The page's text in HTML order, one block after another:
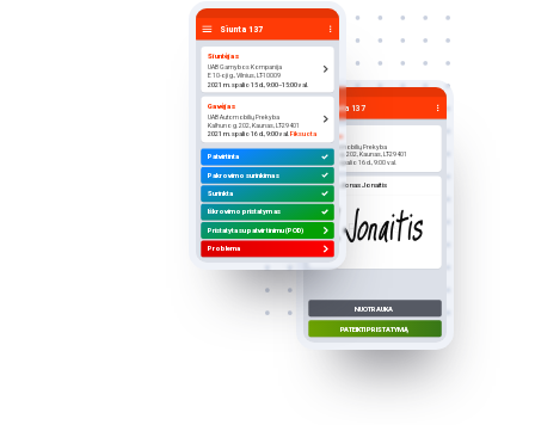
UAB Automobilių Prekyba
Kalhuno g. 202, Kaunas, LT-29401
2021 m. spalio 16 d., 9:00 val.
Gavėjas
J.Jonaitis
Parašas
Vardas: Jonas Jonaitis
NUOTRAUKA
PATEIKTI PRISTATYMĄ
Siunta 137
Patvirtinta
Pakrovimo surinkimas
Surinkta
Iškrovimo pristatymas
Pristatyta su patvirtinimu (POD)
Problema
2021 m. spalio 15 d., 9:00–15:00 val.
UAB Gamybos Kompanija
E 10-oji g., Vilnius, LT-10009
Siuntėjas
2021 m. spalio 16 d., 9:00 val.Fiksuota
UAB Automobilių Prekyba
Kalhuno g. 202, Kaunas, LT-29401
Gavėjas
Siunta 137